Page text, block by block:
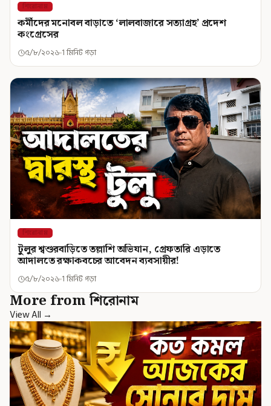
শিরোনাম
কর্মীদের মনোবল বাড়াতে ‘লালবাজারে সত্যাগ্রহ’ প্রদেশ
কংগ্রেসের
৫/৮/২০২৬ 1 মিনিট পড়া
শিরোনাম
টুলুর শ্বশুরবাড়িতে তল্লাশি অভিযান, গ্রেফতারি এড়াতে
আদালতে রক্ষাকবচের আবেদন ব্যবসায়ীর!
৫/৮/২০২৬ 1 মিনিট পড়া
More from শিরোনাম
View All →